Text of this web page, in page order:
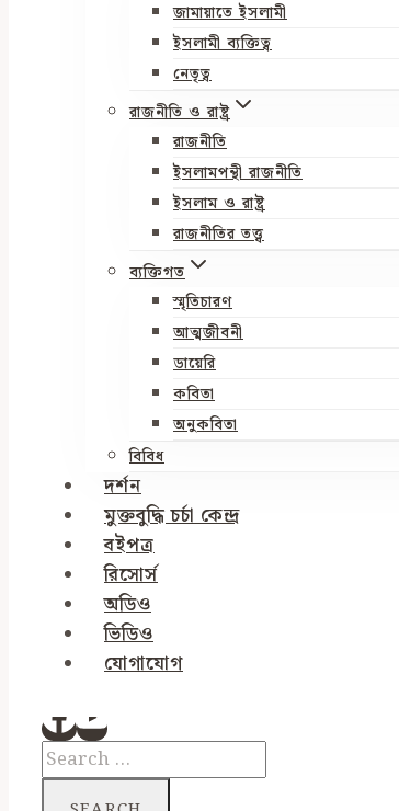
জামায়াতে ইসলামী
ইসলামী ব্যক্তিত্ব
নেতৃত্ব
রাজনীতি ও রাষ্ট্র
রাজনীতি
ইসলামপন্থী রাজনীতি
ইসলাম ও রাষ্ট্র
রাজনীতির তত্ত্ব
ব্যক্তিগত
স্মৃতিচারণ
আত্মজীবনী
ডায়েরি
কবিতা
অনুকবিতা
বিবিধ
দর্শন
মুক্তবুদ্ধি চর্চা কেন্দ্র
বইপত্র
রিসোর্স
অডিও
ভিডিও
যোগাযোগ
Search
for: